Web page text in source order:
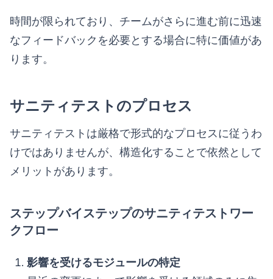
時間が限られており、チームがさらに進む前に迅速
なフィードバックを必要とする場合に特に価値があ
ります。
サニティテストのプロセス
サニティテストは厳格で形式的なプロセスに従うわ
けではありませんが、構造化することで依然として
メリットがあります。
ステップバイステップのサニティテストワー
クフロー
影響を受けるモジュールの特定